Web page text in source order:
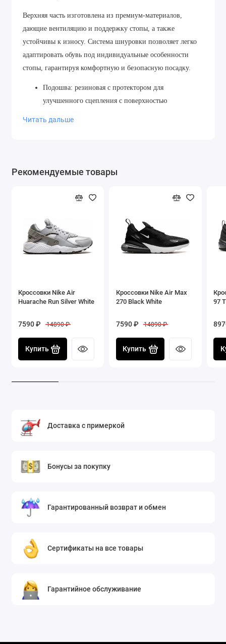
Верхняя часть изготовлена из премиум-материалов,
дающие вентиляцию и поддержку стопы, а также
устойчивы к износу. Система шнуровки позволяет легко
адаптировать обувь под индивидуальные особенности
стопы, гарантируя комфортную и безопасную посадку.
Подошва: резиновая с протектором для
улучшенного сцепления с поверхностью
темное время суток
Размеры: мужские и женские
японскими буллет-трейнами
Логотип: ярко выраженный Nike Swoosh на
сторонах
Читать дальше
Рекомендуемые товары
Кроссовки Nike Air
Huarache Run Silver White
7590 ₽ 14890 ₽
Купить
Кроссовки Nike Air Max
270 Black White
7590 ₽ 14890 ₽
Купить
97
Доставка с примеркой
Бонусы за покупку
Гарантированный возврат и обмен
Сертификаты на все товары
Гарантийное обслуживание